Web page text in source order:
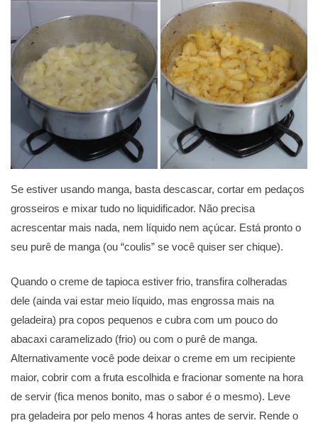
Se estiver usando manga, basta descascar, cortar em pedaços
grosseiros e mixar tudo no liquidificador. Não precisa
acrescentar mais nada, nem líquido nem açúcar. Está pronto o
seu purê de manga (ou “coulis” se você quiser ser chique).
Quando o creme de tapioca estiver frio, transfira colheradas
dele (ainda vai estar meio líquido, mas engrossa mais na
geladeira) pra copos pequenos e cubra com um pouco do
abacaxi caramelizado (frio) ou com o purê de manga.
Alternativamente você pode deixar o creme em um recipiente
maior, cobrir com a fruta escolhida e fracionar somente na hora
de servir (fica menos bonito, mas o sabor é o mesmo). Leve
pra geladeira por pelo menos 4 horas antes de servir. Rende o